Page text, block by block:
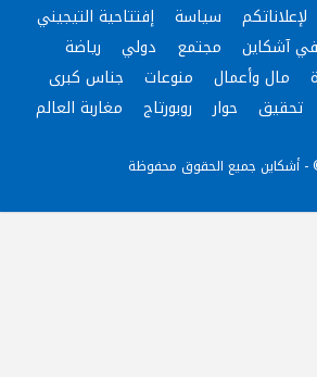
لإعلاناتكم سياسة
إفتتاحية التيجيني
آشكاين مجتمع دولي
رياضة
مال وأعمال منوعات
جناس كبرى
تحقيق حوار روبورتاج مغاربة العالم